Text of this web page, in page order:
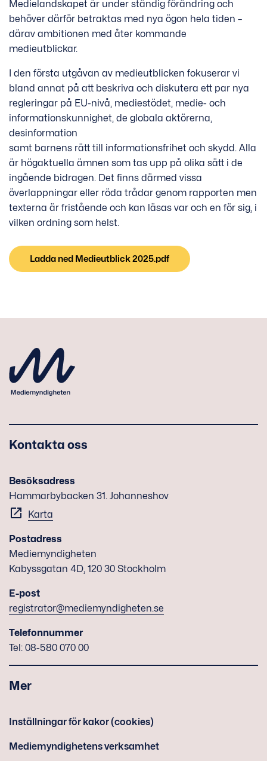
Medielandskapet är under ständig förändring och
behöver därför betraktas med nya ögon hela tiden –
därav ambitionen med åter kommande
medieutblickar.
I den första utgåvan av medieutblicken fokuserar vi
bland annat på att beskriva och diskutera ett par nya
regleringar på EU-nivå, mediestödet, medie- och
informationskunnighet, de globala aktörerna,
desinformation
samt barnens rätt till informationsfrihet och skydd. Alla
är högaktuella ämnen som tas upp på olika sätt i de
ingående bidragen. Det finns därmed vissa
överlappningar eller röda trådar genom rapporten men
texterna är fristående och kan läsas var och en för sig, i
vilken ordning som helst.
Ladda ned Medieutblick 2025.pdf
Kontakta oss
Besöksadress
Hammarbybacken 31. Johanneshov
Karta
Postadress
Mediemyndigheten
Kabyssgatan 4D, 120 30 Stockholm
E-post
registrator@mediemyndigheten.se
Telefonnummer
Tel: 08-580 070 00
Mer
Inställningar för kakor (cookies)
Mediemyndighetens verksamhet